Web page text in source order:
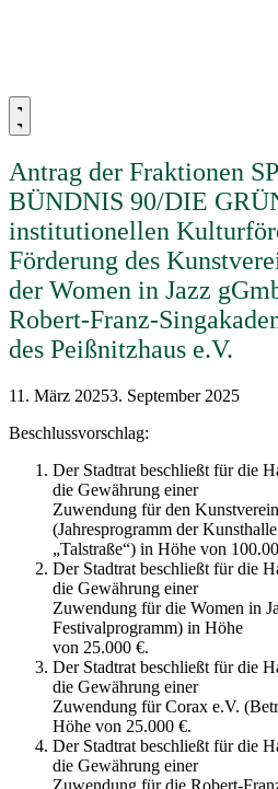
Antrag der Fraktionen
BÜNDNIS 90/DIE
institutionellen
Förderung des
der Women in Jazz
Robert-Franz-
des Peißnitzhaus e.V.
11. März 20253. September 2025
Beschlussvorschlag:
Der Stadtrat beschließt für die
die Gewährung einer
Zuwendung für den
(Jahresprogramm der Kunsthalle
„Talstraße“) in Höhe von
Der Stadtrat beschließt für die
die Gewährung einer
Zuwendung für die Women in
Festivalprogramm) in Höhe
von 25.000 €.
Der Stadtrat beschließt für die
die Gewährung einer
Zuwendung für Corax e.V.
Höhe von 25.000 €.
Der Stadtrat beschließt für die
die Gewährung einer
Zuwendung für die Robert-